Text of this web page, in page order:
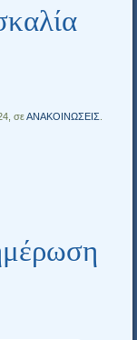
σεΑΝΑΚΟΙΝΩΣΕΙΣ